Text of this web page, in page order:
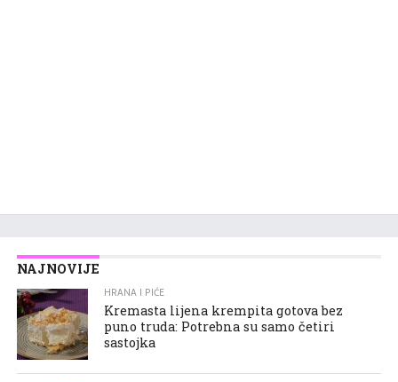
NAJNOVIJE
HRANA I PIĆE
Kremasta lijena krempita gotova bez
puno truda: Potrebna su samo četiri
sastojka